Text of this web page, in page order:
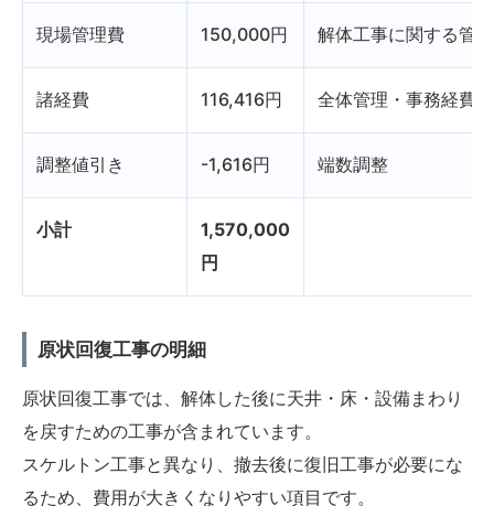
現場管理費 150,000円 解体工事に関する管
諸経費 116,416円 全体管理・事務経費
調整値引き -1,616円 端数調整
小計
1,570,000
円
原状回復工事の明細
原状回復工事では、解体した後に天井・床・設備まわり
を戻すための工事が含まれています。
スケルトン工事と異なり、撤去後に復旧工事が必要にな
るため、費用が大きくなりやすい項目です。